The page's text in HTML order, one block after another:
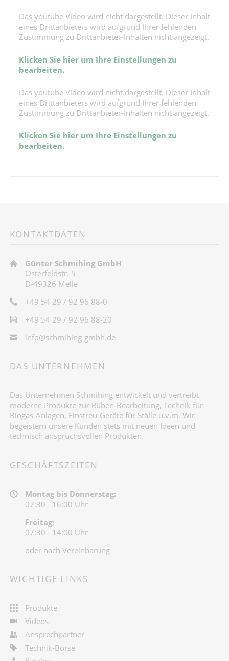
Das youtube Video wird nicht dargestellt. Dieser Inhalt
eines Drittanbieters wird aufgrund Ihrer fehlenden
Zustimmung zu Drittanbieter-Inhalten nicht angezeigt.
Klicken Sie hier um Ihre Einstellungen zu
bearbeiten.
Das youtube Video wird nicht dargestellt. Dieser Inhalt
eines Drittanbieters wird aufgrund Ihrer fehlenden
Zustimmung zu Drittanbieter-Inhalten nicht angezeigt.
Klicken Sie hier um Ihre Einstellungen zu
bearbeiten.
KONTAKTDATEN
Günter Schmihing GmbH
Osterfeldstr. 5
D-49326 Melle
+49 54 29 / 92 96 88-0
+49 54 29 / 92 96 88-20
info@schmihing-gmbh.de
DAS UNTERNEHMEN
Das Unternehmen Schmihing entwickelt und vertreibt
moderne Produkte zur Rüben-Bearbeitung, Technik für
Biogas-Anlagen, Einstreu-Geräte für Ställe u.v.m. Wir
begeistern unsere Kunden stets mit neuen Ideen und
technisch anspruchsvollen Produkten.
GESCHÄFTSZEITEN
Montag bis Donnerstag:
07:30 - 16:00 Uhr
Freitag:
07:30 - 14:00 Uhr
oder nach Vereinbarung
WICHTIGE LINKS
Produkte
Videos
Ansprechpartner
Technik-Börse